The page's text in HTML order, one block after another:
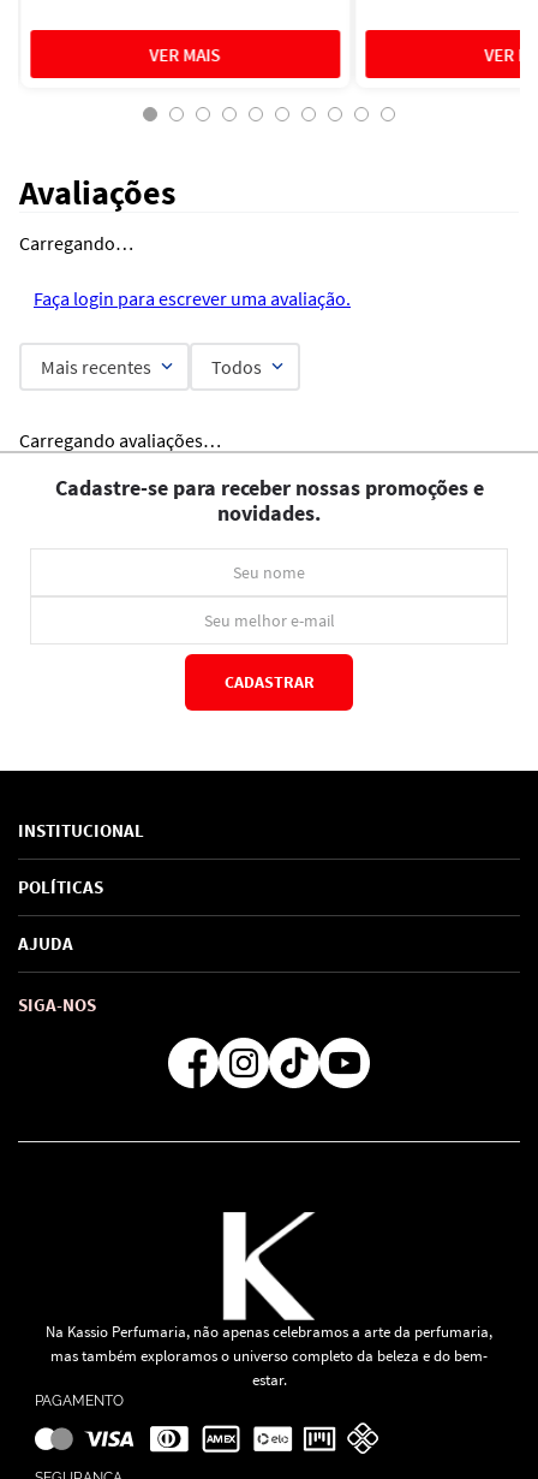
Avaliações
Carregando…
Faça login para escrever uma avaliação.
Mais recentes Todos
Carregando avaliações…
Cadastre-se para receber nossas promoções e
novidades.
CADASTRAR
INSTITUCIONAL
Sobre Nós
Marcas
SAC de marcas
Como comprar
POLÍTICAS
Política de Privacidade
Troca e Devoluções
Formas de Pagamento
Regra de Frete Grátis
AJUDA
SIGA-NOS
Na Kassio Perfumaria, não apenas celebramos a arte da perfumaria,
mas também exploramos o universo completo da beleza e do bem-
estar.
PAGAMENTO